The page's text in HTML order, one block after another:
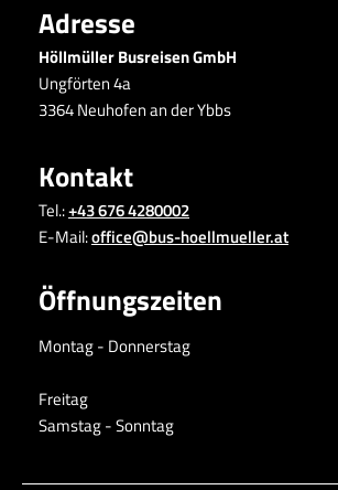
Adresse
Höllmüller Busreisen GmbH
Ungförten 4a
3364 Neuhofen an der Ybbs
Kontakt
Tel.:+43 676 4280002
E-Mail:office@bus-hoellmueller.at
Öffnungszeiten
Montag - Donnerstag
Freitag
Samstag - Sonntag